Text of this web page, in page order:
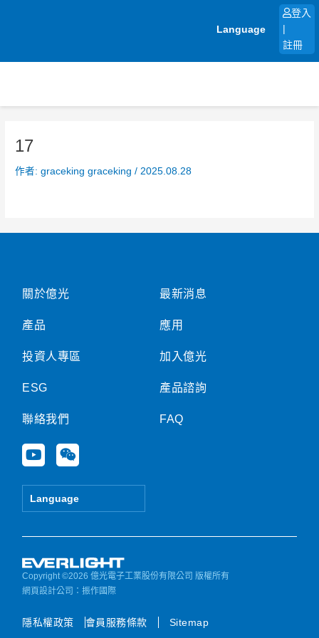
Language
登入
註冊
17
作者:graceking graceking/ 2025.08.28
關於億光
產品
投資人專區
ESG
聯絡我們
Y
o
u
e
W
e
i
Language
最新消息
應用
加入億光
產品諮詢
FAQ
Copyright ©2026 億光電子工業股份有限公司 版權所有
網頁設計公司 ：振作國際
隱私權政策 會員服務條款 Sitemap